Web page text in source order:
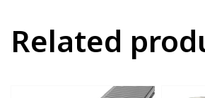
Related